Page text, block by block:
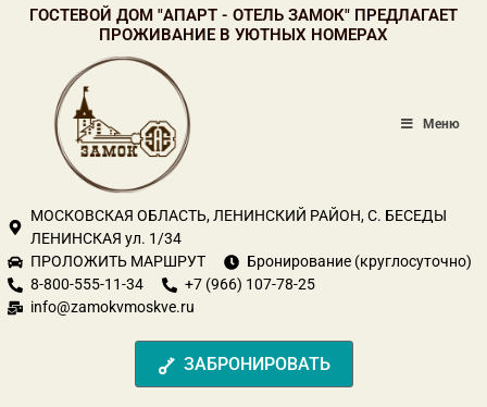
ПерейтиГОСТЕВОЙ ДОМ "АПАРТ - ОТЕЛЬ ЗАМОК" ПРЕДЛАГАЕТ
ПРОЖИВАНИЕ В УЮТНЫХ НОМЕРАХ
Меню
МОСКОВСКАЯ ОБЛАСТЬ, ЛЕНИНСКИЙ РАЙОН, С. БЕСЕДЫ
ЛЕНИНСКАЯ ул. 1/34
ПРОЛОЖИТЬ МАРШРУТ
Бронирование (круглосуточно)
8-800-555-11-34
+7 (966) 107-78-25
info@zamokvmoskve.ru
ЗАБРОНИРОВАТЬ